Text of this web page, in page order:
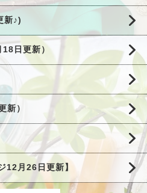
新♪)
18日更新）
新）
12月26日更新】